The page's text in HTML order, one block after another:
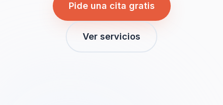
Pide una cita gratis
Ver servicios